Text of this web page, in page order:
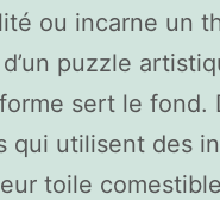
ou incarne un
puzzle
sert le fond.
qui utilisent des
toile